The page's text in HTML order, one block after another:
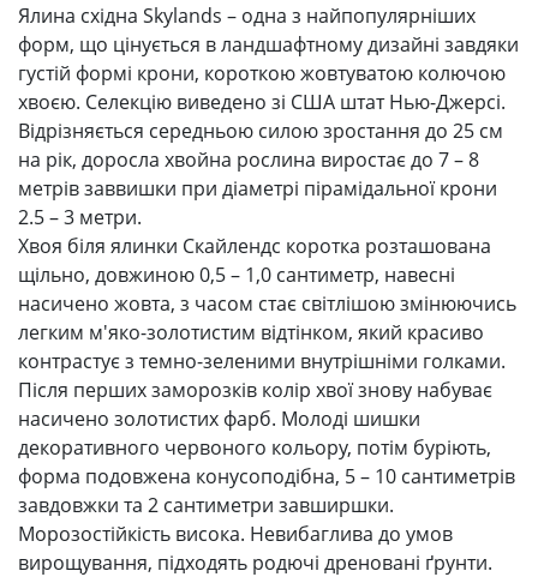
Ялина східна Skylands – одна з найпопулярніших
форм, що цінується в ландшафтному дизайні завдяки
густій ​​формі крони, короткою жовтуватою колючою
хвоєю. Селекцію виведено зі США штат Нью-Джерсі.
Відрізняється середньою силою зростання до 25 см
на рік, доросла хвойна рослина виростає до 7 – 8
метрів заввишки при діаметрі пірамідальної крони
2.5 – 3 метри.
Хвоя біля ялинки Скайлендс коротка розташована
щільно, довжиною 0,5 – 1,0 сантиметр, навесні
насичено жовта, з часом стає світлішою змінюючись
легким м'яко-золотистим відтінком, який красиво
контрастує з темно-зеленими внутрішніми голками.
Після перших заморозків колір хвої знову набуває
насичено золотистих фарб. Молоді шишки
декоративного червоного кольору, потім буріють,
форма подовжена конусоподібна, 5 – 10 сантиметрів
завдовжки та 2 сантиметри завширшки.
Морозостійкість висока. Невибаглива до умов
вирощування, підходять родючі дреновані ґрунти.